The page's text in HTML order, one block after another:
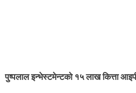
पुष्पलाल इन्भेस्टमेन्टको १५ लाख कित्ता